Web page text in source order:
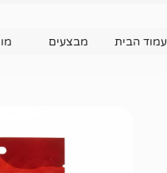
מוצרים נבחרים